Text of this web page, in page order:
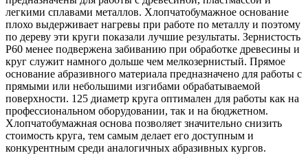
легкими сплавами металлов. Хлопчатобумажное основание
плохо выдерживает нагревы при работе по металлу и поэтому
по дереву эти круги показали лучшие результаты. Зернистость
P60 менее подвержена забиванию при обработке древесины и
круг служит намного дольше чем мелкозернистый. Прямое
основание абразивного материала предназначено для работы с
прямыми или небольшими изгибами обрабатываемой
поверхности. 125 диаметр круга оптимален для работы как на
профессиональном оборудовании, так и на бюджетном.
Хлопчатобумажная основа позволяет значительно снизить
стоимость круга, тем самым делает его доступным и
конкурентным среди аналогичных абразивных кургов.